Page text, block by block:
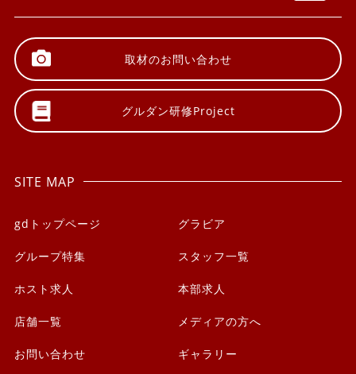
取材のお問い合わせ
グルダン研修Project
SITE MAP
gdトップページ グラビア
グループ特集 スタッフ一覧
ホスト求人 本部求人
店舗一覧 メディアの方へ
お問い合わせ ギャラリー